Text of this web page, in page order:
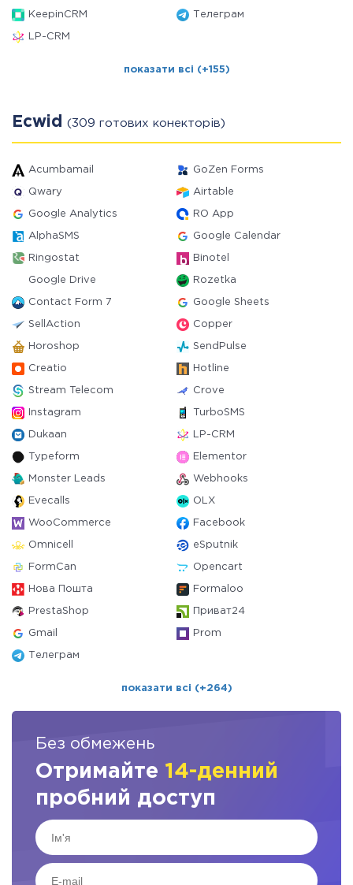
KeepinCRM Телеграм
LP-CRM
показати всі (+155)
Ecwid (309 готових конекторів)
Acumbamail GoZen Forms
Qwary Airtable
Google Analytics RO App
AlphaSMS Google Calendar
Ringostat Binotel
Google Drive Rozetka
Contact Form 7 Google Sheets
SellAction Copper
Horoshop SendPulse
Creatio Hotline
Stream Telecom Crove
Instagram TurboSMS
Dukaan LP-CRM
Typeform Elementor
Monster Leads Webhooks
Evecalls OLX
WooCommerce Facebook
Omnicell eSputnik
FormCan Opencart
Нова Пошта Formaloo
PrestaShop Приват24
Gmail Prom
Телеграм
показати всі (+264)
Без обмежень
Отримайте 14-денний
пробний доступ